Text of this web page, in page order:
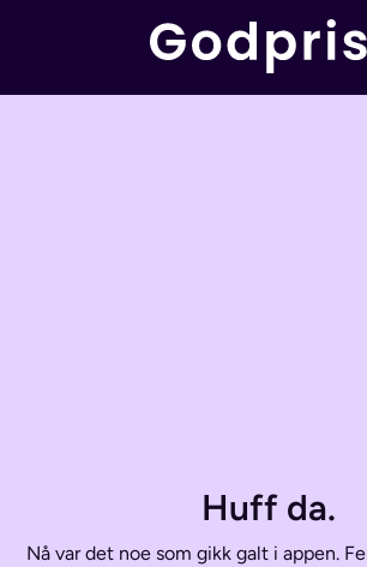
Huff da.
Nå var det noe som gikk galt i appen.